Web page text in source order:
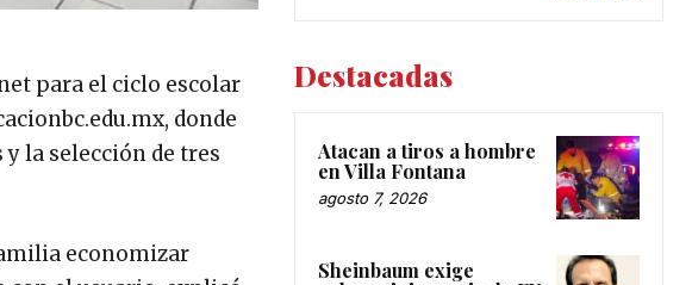
para el ciclo escolar
donde
la selección de tres
economizar
Destacadas
Atacan a tiros a hombre
en Villa Fontana
agosto 7, 2026
Sheinbaum exige